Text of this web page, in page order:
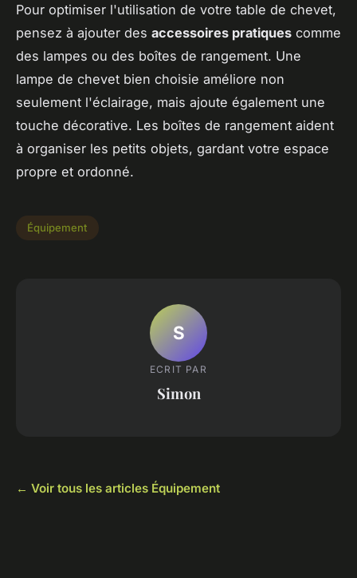
Pour optimiser l'utilisation de votre table de chevet,
pensez à ajouter des accessoires pratiques comme
des lampes ou des boîtes de rangement. Une
lampe de chevet bien choisie améliore non
seulement l'éclairage, mais ajoute également une
touche décorative. Les boîtes de rangement aident
à organiser les petits objets, gardant votre espace
propre et ordonné.
Équipement
S
ECRIT PAR
Simon
← Voir tous les articles Équipement